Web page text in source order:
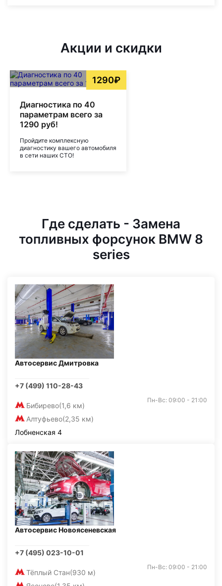
Акции и скидки
1290₽
Диагностика по 40
параметрам всего за
1290 руб!
Пройдите комплексную
диагностику вашего автомобиля
в сети наших СТО!
Где сделать - Замена
топливных форсунок BMW 8
series
Автосервис Дмитровка
+7 (499) 110-28-43
Бибирево(1,6 км)
Алтуфьево(2,35 км)
Пн-Вс: 09:00 - 21:00
Лобненская 4
Автосервис Новоясеневская
+7 (495) 023-10-01
Тёплый Стан(930 м)
Пн-Вс: 09:00 - 21:00